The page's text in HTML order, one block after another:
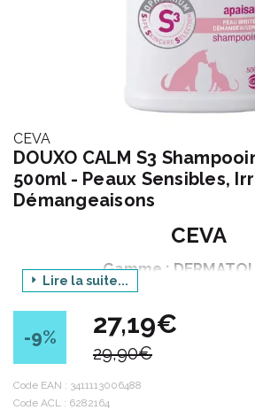
CEVA
DOUXO CALM S3
500ml - Peaux Sensibles,
Démangeaisons
CEVA
Gamme :
Déclinaison gamme :
Produit : CALM
Déclinaison produit : S3
Contenance : 500
Lire la suite...
-9% 27,19€
29,90€
Code EAN : 3411113006488
Code ACL : 6282164